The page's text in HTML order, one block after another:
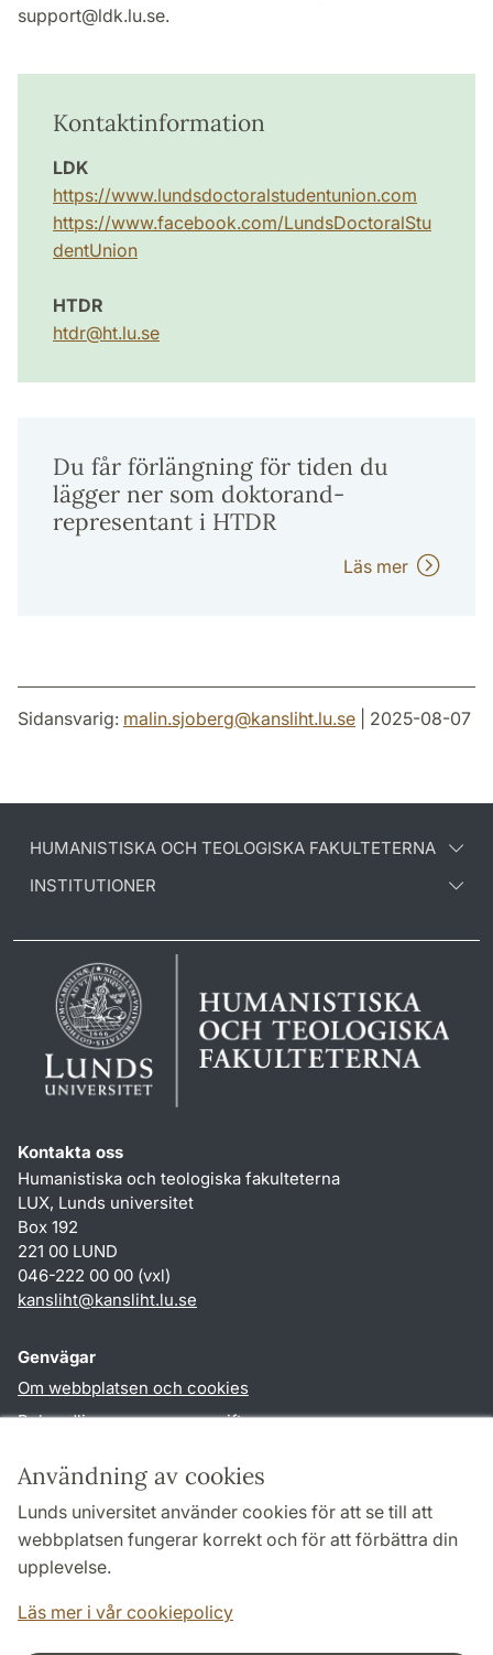
Användning av cookies
Lunds universitet använder cookies för att se till att
webbplatsen fungerar korrekt och för att förbättra din
upplevelse.
Läs mer i vår cookiepolicy
support@ldk.lu.se.
Kontaktinformation
LDK
https://www.lundsdoctoralstudentunion.com
https://www.facebook.com/LundsDoctoralStu
dentUnion
HTDR
htdr@ht.lu.se
Du får förlängning för tiden du
lägger ner som doktorand-
representant i HTDR
Läs mer
Sidansvarig: malin.sjoberg@kansliht.lu.se | 2025-08-07
HUMANISTISKA OCH TEOLOGISKA FAKULTETERNA
INSTITUTIONER
Kontakta oss
Humanistiska och teologiska fakulteterna
LUX, Lunds universitet
Box 192
221 00 LUND
046-222 00 00 (vxl)
kansliht@kansliht.lu.se
Genvägar
Om webbplatsen och cookies
Behandling av personuppgifter
TYPO3-login
Följ oss i sociala medier